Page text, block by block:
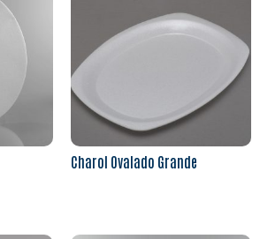
Charol Ovalado Grande